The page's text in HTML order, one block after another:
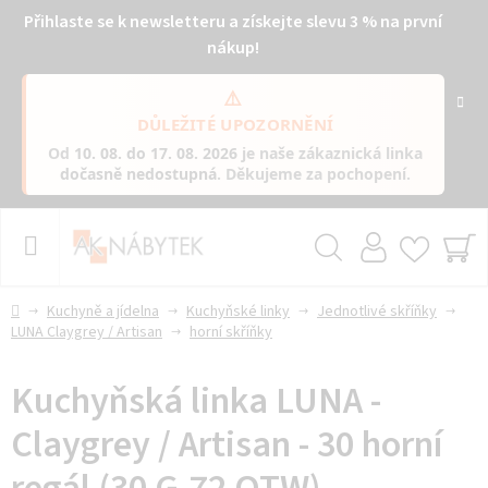
Přihlaste se k newsletteru a získejte slevu 3 % na první
nákup!
⚠️
DŮLEŽITÉ UPOZORNĚNÍ
Od 10. 08. do 17. 08. 2026 je naše zákaznická linka
dočasně nedostupná. Děkujeme za pochopení.
DomůKuchyně a jídelna Kuchyňské linky
Jednotlivé skříňky
LUNA Claygrey / Artisan
horní skříňky
Kuchyňská linka LUNA -
Claygrey / Artisan - 30 horní